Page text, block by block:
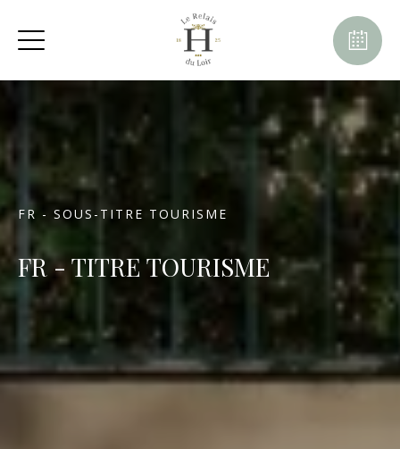
FR - SOUS-TITRE TOURISME
FR - TITRE TOURISME